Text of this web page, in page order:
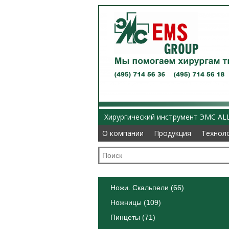
Хирургический инструмент ЭМС
О компании
Продукция
О компании
Продукция
Ножи. Скальпели (66)
Ножницы (109)
Пинцеты (71)